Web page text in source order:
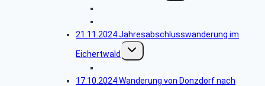
21.11.2024 Jahresabschlusswanderung im
Eichertwald
Untermenü
umschalten
17.10.2024 Wanderung von Donzdorf nach